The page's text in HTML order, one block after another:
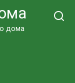
дома